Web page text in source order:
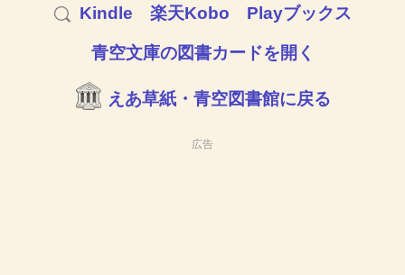
Kindle 楽天Kobo Playブックス
青空文庫の図書カードを開く
えあ草紙・青空図書館に戻る
広告